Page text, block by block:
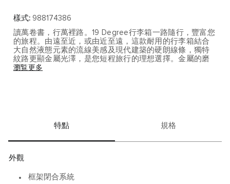
樣式: 988174386
讀萬卷書，行萬裡路。19 Degree行李箱一路隨行，豐富您
的旅程。由遠至近，或由近至遠，這款耐用的行李箱結合
大自然液態元素的流線美感及現代建築的硬朗線條，獨特
紋路更顯金屬光澤，是您短程旅行的理想選擇。金屬的磨
損，無論是劃痕、刮擦或輕微凹陷，都是旅行中不可避免
瀏覧更多
特點 規格
外觀
框架閉合系統